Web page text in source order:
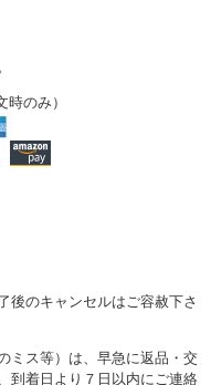
のみ）
後のキャンセルはご容赦下さ
ミス等）は、早急に返品・交
到着日より７日以内にご連絡